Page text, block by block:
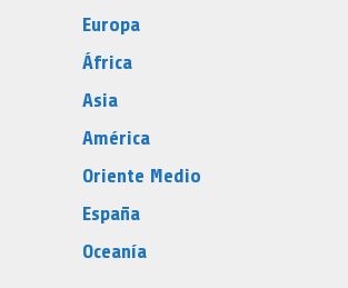
Europa
África
Asia
América
Oriente Medio
España
Oceanía